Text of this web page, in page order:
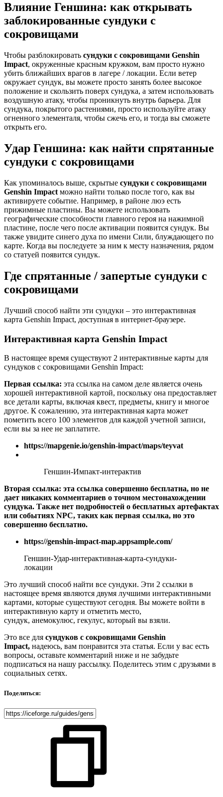
Влияние Геншина: как открывать
заблокированные сундуки с
сокровищами
Чтобы разблокировать сундуки с сокровищами Genshin
Impact, окруженные красным кружком, вам просто нужно
убить ближайших врагов в лагере / локации. Если ветер
окружает сундук, вы можете просто занять более высокое
положение и скользить поверх сундука, а затем использовать
воздушную атаку, чтобы проникнуть внутрь барьера. Для
сундука, покрытого растениями, просто используйте атаку
огненного элементаля, чтобы сжечь его, и тогда вы сможете
открыть его.
Удар Геншина: как найти спрятанные
сундуки с сокровищами
Как упоминалось выше, скрытые сундуки с сокровищами
Genshin Impact можно найти только после того, как вы
активируете событие. Например, в районе люэ есть
прижимные пластины. Вы можете использовать
географические способности главного героя на нажимной
пластине, после чего после активации появится сундук. Вы
также увидите синего духа по имени Сили, блуждающего по
карте. Когда вы последуете за ним к месту назначения, рядом
со статуей появится сундук.
Где спрятанные / запертые сундуки с
сокровищами
Лучший способ найти эти сундуки – это интерактивная
карта Genshin Impact, доступная в интернет-браузере.
Интерактивная карта Genshin Impact
В настоящее время существуют 2 интерактивные карты для
сундуков с сокровищами Genshin Impact:
Первая ссылка: эта ссылка на самом деле является очень
хорошей интерактивной картой, поскольку она предоставляет
все детали карты, включая квест, предметы, книгу и многое
другое. К сожалению, эта интерактивная карта может
пометить всего 100 элементов для каждой учетной записи,
если вы за нее не заплатите.
https://mapgenie.io/genshin-impact/maps/teyvat
Геншин-Импакт-интерактив
Вторая ссылка: эта ссылка совершенно бесплатна, но не
дает никаких комментариев о точном местонахождении
сундука. Также нет подробностей о бесплатных артефактах
или событиях NPC, таких как первая ссылка, но это
совершенно бесплатно.
https://genshin-impact-map.appsample.com/
Геншин-Удар-интерактивная-карта-сундуки-
локации
Это лучший способ найти все сундуки. Эти 2 ссылки в
настоящее время являются двумя лучшими интерактивными
картами, которые существуют сегодня. Вы можете войти в
интерактивную карту и отметить место,
сундук, анемокулюс, гекулус, который вы взяли.
Это все для сундуков с сокровищами Genshin
Impact, надеюсь, вам понравится эта статья. Если у вас есть
вопросы, оставьте комментарий ниже и не забудьте
подписаться на нашу рассылку. Поделитесь этим с друзьями в
социальных сетях.
Поделиться: